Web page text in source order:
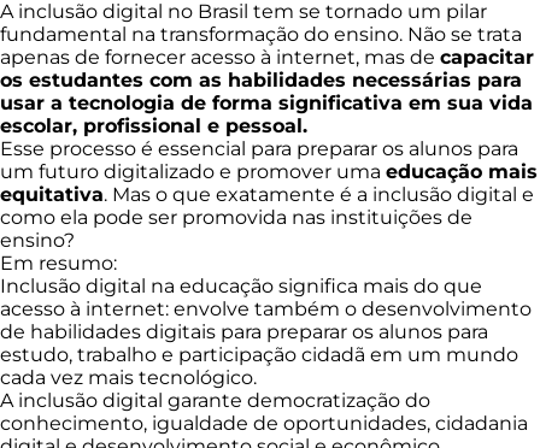
A inclusão digital no Brasil tem se tornado um pilar
fundamental na transformação do ensino. Não se trata
apenas de fornecer acesso à internet, mas de capacitar
os estudantes com as habilidades necessárias para
usar a tecnologia de forma significativa em sua vida
escolar, profissional e pessoal.
Esse processo é essencial para preparar os alunos para
um futuro digitalizado e promover uma educação mais
equitativa. Mas o que exatamente é a inclusão digital e
como ela pode ser promovida nas instituições de
ensino?
Em resumo:
Inclusão digital na educação significa mais do que
acesso à internet: envolve também o desenvolvimento
de habilidades digitais para preparar os alunos para
estudo, trabalho e participação cidadã em um mundo
cada vez mais tecnológico.
A inclusão digital garante democratização do
conhecimento, igualdade de oportunidades, cidadania